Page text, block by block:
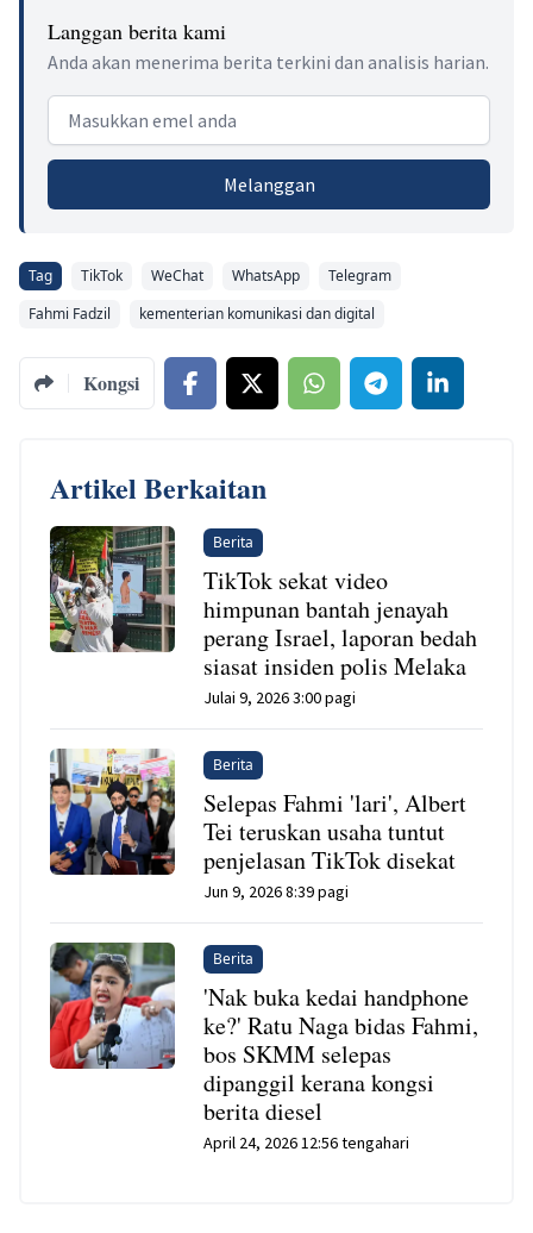
Langgan berita kami
Anda akan menerima berita terkini dan analisis harian.
Email address
Melanggan
Tag TikTok WeChat WhatsApp
Telegram
Fahmi Fadzil
kementerian komunikasi dan digital
Kongsi
Artikel Berkaitan
Berita
TikTok sekat video
himpunan bantah jenayah
perang Israel, laporan bedah
siasat insiden polis Melaka
Julai 9, 2026 3:00 pagi
Berita
Selepas Fahmi 'lari', Albert
Tei teruskan usaha tuntut
penjelasan TikTok disekat
Jun 9, 2026 8:39 pagi
Berita
'Nak buka kedai handphone
ke?' Ratu Naga bidas Fahmi,
bos SKMM selepas
dipanggil kerana kongsi
berita diesel
April 24, 2026 12:56 tengahari